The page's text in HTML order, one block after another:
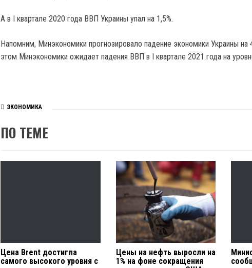
А в I квартале 2020 года ВВП Украины упал на 1,5%.
Напомним, Минэкономики прогнозировало падение экономики Украины на
этом Минэкономики ожидает падения ВВП в I квартале 2021 года на
ЭКОНОМИКА
ПО ТЕМЕ
Цена Brent достигла
самого высокого уровня с
Цены на нефть выросли на
1% на фоне сокращения